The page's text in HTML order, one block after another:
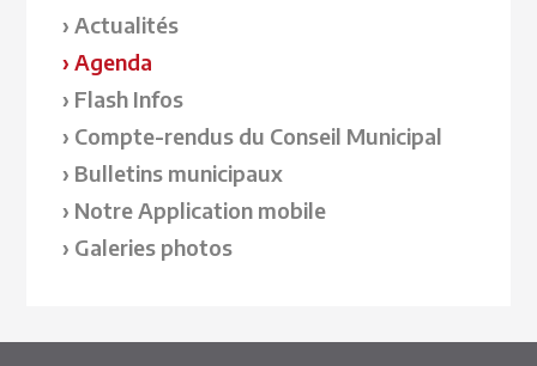
Actualités
Agenda
Flash Infos
Compte-rendus du Conseil Municipal
Bulletins municipaux
Notre Application mobile
Galeries photos